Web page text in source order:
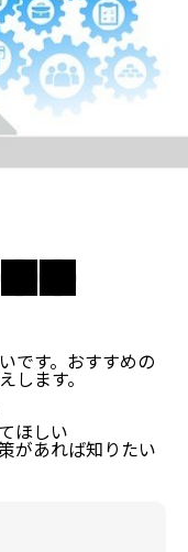
です。おすすめの
します。
ほしい
があれば知りたい